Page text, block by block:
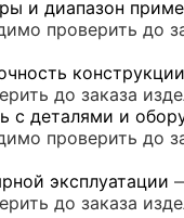
и диапазон
проверить до
конструкции
до заказа
с деталями и
проверить до
эксплуатации
до заказа